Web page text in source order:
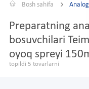
Bosh sahifa
Preparatning
bosuvchilari
oyoq spreyi
topildi 5 tovarlarni